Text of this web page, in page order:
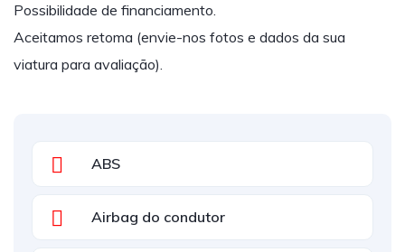
Possibilidade de financiamento.
Aceitamos retoma (envie-nos fotos e dados da sua
viatura para avaliação).
ABS
Airbag do condutor